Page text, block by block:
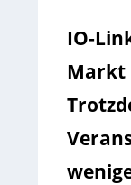
IO-
Markt